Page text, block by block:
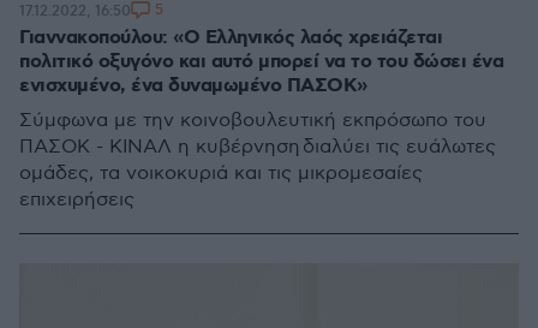
Γιαννακοπούλου: «Ο Ελληνικός λαός χρειάζεται
πολιτικό οξυγόνο και αυτό μπορεί να το του δώσει ένα
ενισχυμένο, ένα δυναμωμένο ΠΑΣΟΚ»
Σύμφωνα με την κοινοβουλευτική εκπρόσωπο του
ΠΑΣΟΚ - ΚΙΝΑΛ η κυβέρνηση διαλύει τις ευάλωτες
ομάδες, τα νοικοκυριά και τις μικρομεσαίες
επιχειρήσεις
17.12.2022, 16:50 5